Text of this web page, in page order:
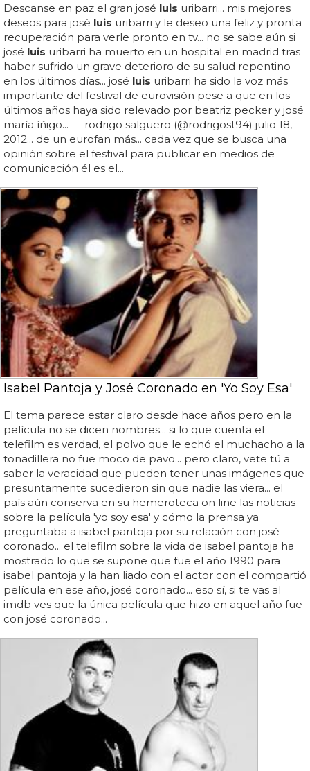
Descanse en paz el gran josé luis uribarri... mis mejores
deseos para josé luis uribarri y le deseo una feliz y pronta
recuperación para verle pronto en tv... no se sabe aún si
josé luis uribarri ha muerto en un hospital en madrid tras
haber sufrido un grave deterioro de su salud repentino
en los últimos días... josé luis uribarri ha sido la voz más
importante del festival de eurovisión pese a que en los
últimos años haya sido relevado por beatriz pecker y josé
maría íñigo... — rodrigo salguero (@rodrigost94) julio 18,
2012... de un eurofan más... cada vez que se busca una
opinión sobre el festival para publicar en medios de
comunicación él es el...
Isabel Pantoja y José Coronado en 'Yo Soy Esa'
El tema parece estar claro desde hace años pero en la
película no se dicen nombres... si lo que cuenta el
telefilm es verdad, el polvo que le echó el muchacho a la
tonadillera no fue moco de pavo... pero claro, vete tú a
saber la veracidad que pueden tener unas imágenes que
presuntamente sucedieron sin que nadie las viera... el
país aún conserva en su hemeroteca on line las noticias
sobre la película 'yo soy esa' y cómo la prensa ya
preguntaba a isabel pantoja por su relación con josé
coronado... el telefilm sobre la vida de isabel pantoja ha
mostrado lo que se supone que fue el año 1990 para
isabel pantoja y la han liado con el actor con el compartió
película en ese año, josé coronado... eso sí, si te vas al
imdb ves que la única película que hizo en aquel año fue
con josé coronado...